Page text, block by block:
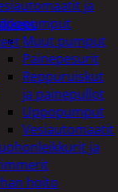
ja
Muut pumput
Painepesurit
Reppuruiskut
ja painepullot
Uppopumput
Vesiautomaatit
ja
hoito